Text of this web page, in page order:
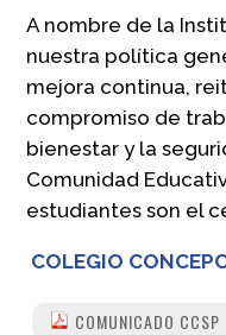
A nombre de la
nuestra política
mejora continua,
compromiso de
bienestar y la
Comunidad
estudiantes son el
COLEGIO
COMUNICADO CCSP